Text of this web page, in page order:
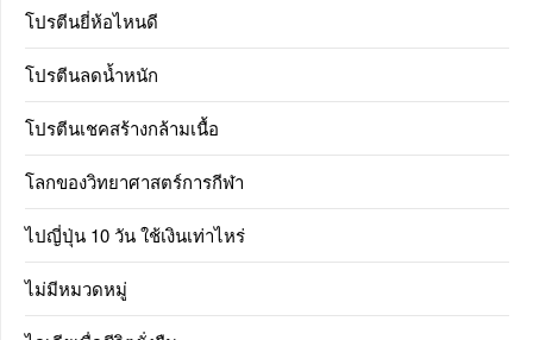
โปรตีนยี่ห้อไหนดี
โปรตีนลดน้ำหนัก
โปรตีนเชคสร้างกล้ามเนื้อ
โลกของวิทยาศาสตร์การกีฬา
ไปญี่ปุ่น 10 วัน ใช้เงินเท่าไหร่
ไม่มีหมวดหมู่